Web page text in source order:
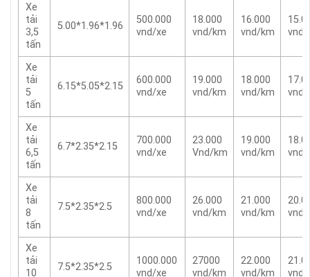
Xe
tải
3,5
tấn
5.00*1.96*1.96
500.000
vnd/xe
18.000
vnd/km
16.000
vnd/km
vnd/
Xe
tải
5
tấn
6.15*5.05*2.15
600.000
vnd/xe
19.000
vnd/km
18.000
vnd/km
vnd/
Xe
tải
6,5
tấn
6.7*2.35*2.15
700.000
vnd/xe
23.000
Vnd/km
19.000
vnd/km
vnd/
Xe
tải
8
tấn
7.5*2.35*2.5
800.000
vnd/xe
26.000
vnd/km
21.000
vnd/km
vnd/
Xe
tải
10
7.5*2.35*2.5
1000.000
vnd/xe
27000
vnd/km
22.000
vnd/km
vnd/